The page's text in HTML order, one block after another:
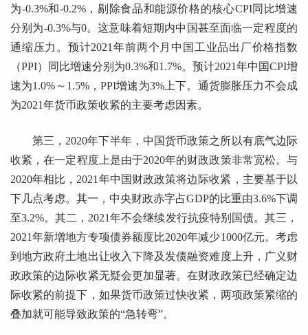
为-0.3%和-0.2%，剔除食品和能源价格的核心CPI同比增速
分别为-0.3%与0。这意味着短期内中国甚至面临一定程度的
通缩压力。预计2021年前两个月中国工业品出厂价格指数
（PPI）同比增速分别为0.3%和1.7%。预计2021年中国CPI增
速为1.0%～1.5%，PPI增速为3%上下。通货膨胀压力不会成
为2021年货币政策收紧的主要考虑因素。
第三，2020年下半年，中国货币政策之所以有底气边际
收紧，在一定程度上是由于2020年的财政政策非常宽松。与
2020年相比，2021年中国财政政策将边际收紧，主要基于以
下几点考虑。其一，中央财政赤字占GDP的比重由3.6%下调
至3.2%。其二，2021年不会继续发行抗疫特别国债。其三，
2021年新增地方专项债券额度比2020年减少1000亿元。考虑
到地方政府土地出让收入下降及发债融资难度上升，广义财
政政策的边际收紧无疑会更加显著。在财政政策已经确定边
际收紧的前提下，如果货币政策过快收紧，两项政策紧缩的
叠加就可能导致政策的“急转弯”。